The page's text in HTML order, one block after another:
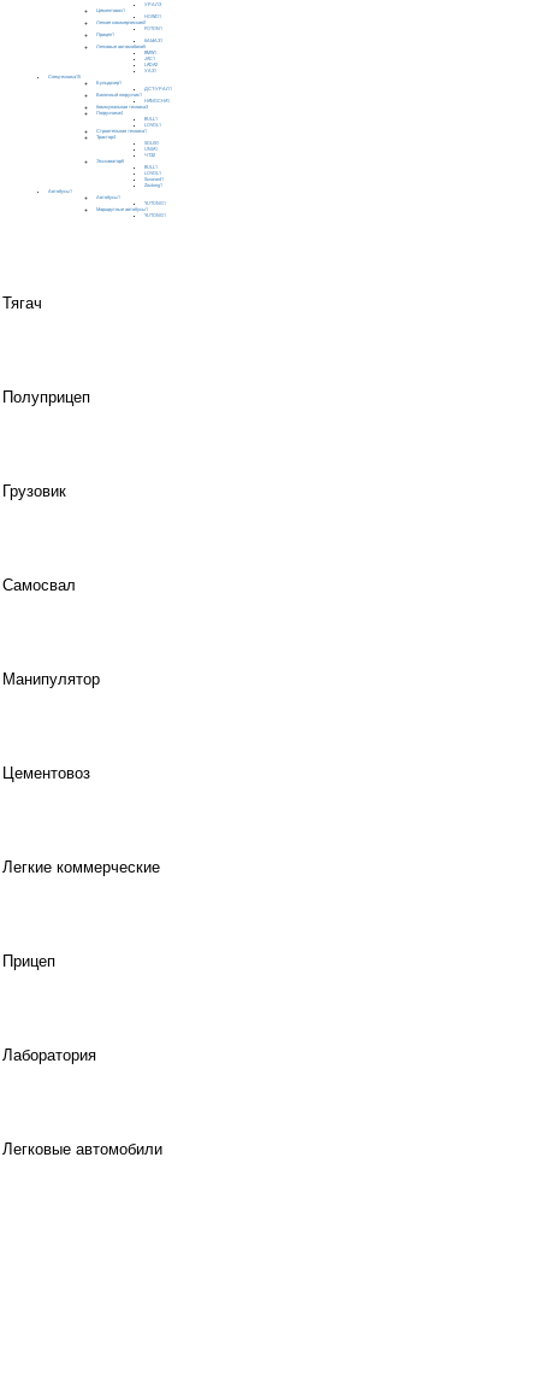
УРАЛ3
Цементовоз1
HOWO1
Легкие коммерческие2
FOTON1
Прицеп1
КАМАЗ1
Легковые автомобили5
BMW1
JAC1
LADA2
УАЗ1
Спецтехника15
Бульдозер1
ДСТ-УРАЛ1
Вилочный погрузчик1
HANGCHA1
Коммунальная техника3
Погрузчики4
BULL1
LOVOL1
Строительная техника1
Трактор4
SOLIS1
UNIA1
ЧТЗ2
Экскаватор6
BULL1
LOVOL1
Sunward1
Zauberg1
Автобусы1
Автобусы1
YUTONG1
Маршрутные автобусы1
YUTONG1
Тягач
Полуприцеп
Грузовик
Самосвал
Манипулятор
Цементовоз
Легкие коммерческие
Прицеп
Лаборатория
Легковые автомобили